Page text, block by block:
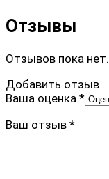
Отзывы
Отзывов пока нет.
Добавить отзыв
Ваша оценка *
Ваш отзыв *